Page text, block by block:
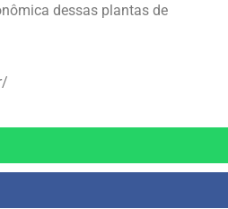
dessas plantas de